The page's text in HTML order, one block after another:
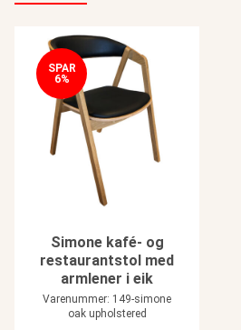
SPAR
6%
Simone kafé- og
restaurantstol med
armlener i eik
Varenummer: 149-simone
oak upholstered